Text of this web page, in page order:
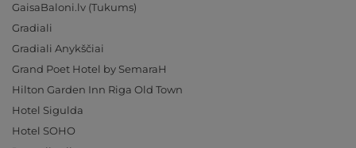
GaisaBaloni.lv (Tukums)
Gradiali
Gradiali Anykščiai
Grand Poet Hotel by SemaraH
Hilton Garden Inn Riga Old Town
Hotel Sigulda
Hotel SOHO